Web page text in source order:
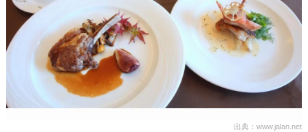
出典：www.jalan.net